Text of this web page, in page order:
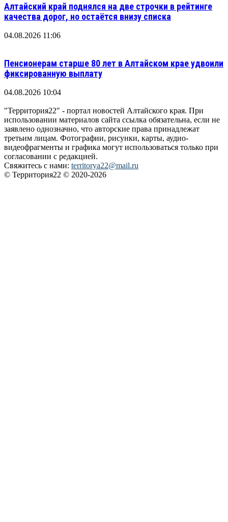
Алтайский край поднялся на две строчки в рейтинге
качества дорог, но остаётся внизу списка
04.08.2026 11:06
Пенсионерам старше 80 лет в Алтайском крае удвоили
фиксированную выплату
04.08.2026 10:04
"Территория22" - портал новостей Алтайского края. При
использовании материалов сайта ссылка обязательна, если не
заявлено однозначно, что авторские права принадлежат
третьим лицам. Фотографии, рисунки, карты, аудио-
видеофрагменты и графика могут использоваться только при
согласовании с редакцией.
Свяжитесь с нами: territorya22@mail.ru
© Территория22 © 2020-2026